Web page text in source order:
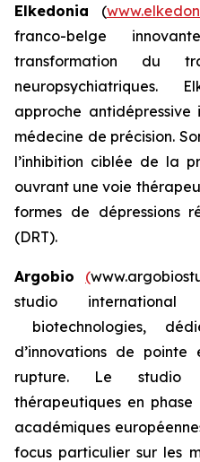
Elkedonia (
franco-belge
transformation du
neuropsychiatriques.
approche
médecine de précision.
l’inhibition ciblée de la
ouvrant une voie
formes de dépressions
(DRT).
Argobio (
studio
biotechnologies,
d’innovations de
rupture. Le studio
thérapeutiques en phase
académiques
focus particulier sur les